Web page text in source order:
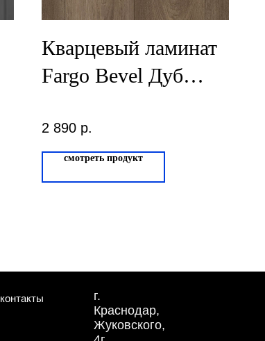
Кварцевый ламинат
Fargo Bevel Дуб
2 890 р.
смотреть продукт
контакты
г.
Краснодар,
Жуковского,